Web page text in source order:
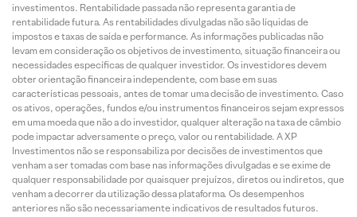
investimentos. Rentabilidade passada não representa garantia de
rentabilidade futura. As rentabilidades divulgadas não são líquidas de
impostos e taxas de saída e performance. As informações publicadas não
levam em consideração os objetivos de investimento, situação financeira ou
necessidades específicas de qualquer investidor. Os investidores devem
obter orientação financeira independente, com base em suas
características pessoais, antes de tomar uma decisão de investimento. Caso
os ativos, operações, fundos e/ou instrumentos financeiros sejam expressos
em uma moeda que não a do investidor, qualquer alteração na taxa de câmbio
pode impactar adversamente o preço, valor ou rentabilidade. A XP
Investimentos não se responsabiliza por decisões de investimentos que
venham a ser tomadas com base nas informações divulgadas e se exime de
qualquer responsabilidade por quaisquer prejuízos, diretos ou indiretos, que
venham a decorrer da utilização dessa plataforma. Os desempenhos
anteriores não são necessariamente indicativos de resultados futuros.